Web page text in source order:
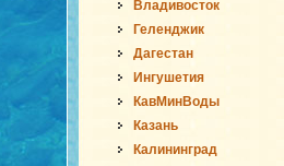
Владивосток
Геленджик
Дагестан
Ингушетия
КавМинВоды
Казань
Калининград